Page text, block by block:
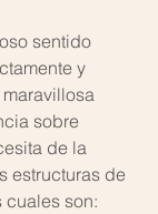
sentido
y
sobre
de la
estructuras de
cuales son: